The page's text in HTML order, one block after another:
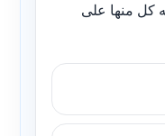
كل منها على